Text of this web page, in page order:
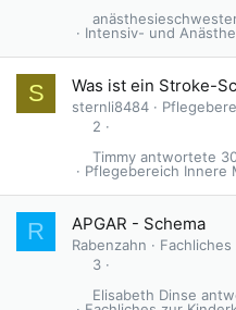
Intensiv- und
S Was ist ein Stroke-
sternli8484
2
Pflegebereich Innere
Timmy
R APGAR - Schema
Rabenzahn
3
Elisabeth Dinse